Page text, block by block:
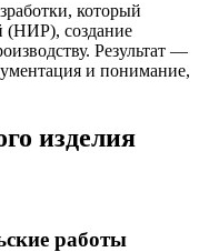
который
(НИР), создание
Результат —
и понимание,
изделия
работы